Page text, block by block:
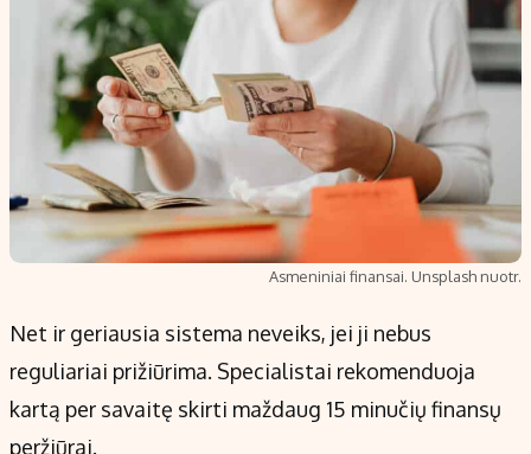
Asmeniniai finansai. Unsplash nuotr.
Net ir geriausia sistema neveiks, jei ji nebus
reguliariai prižiūrima. Specialistai rekomenduoja
kartą per savaitę skirti maždaug 15 minučių finansų
peržiūrai.